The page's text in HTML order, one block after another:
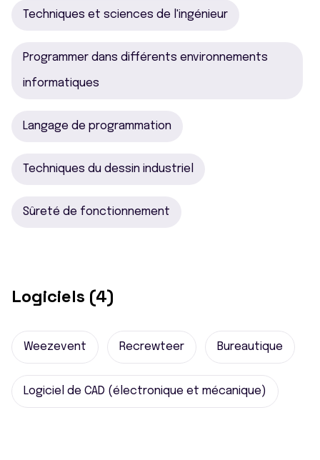
Techniques et sciences de l'ingénieur
Programmer dans différents environnements
informatiques
Langage de programmation
Techniques du dessin industriel
Sûreté de fonctionnement
Logiciels (4)
Weezevent Recrewteer Bureautique
Logiciel de CAD (électronique et mécanique)